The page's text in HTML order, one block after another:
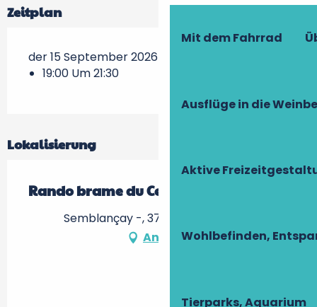
Mit dem Fahrrad
Ausflüge in die
Aktive
Wohlbefinden,
Tierparks, Aquarium
Zeitplan
der 15 September 2026
19:00 Um 21:30
Lokalisierung
Rando brame du Cerf
Semblançay -, 37360 Semblançay
Anfahrt